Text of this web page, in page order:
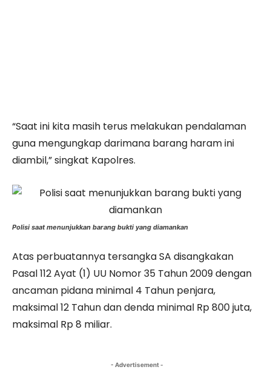
“Saat ini kita masih terus melakukan pendalaman
guna mengungkap darimana barang haram ini
diambil,” singkat Kapolres.
Polisi saat menunjukkan barang bukti yang diamankan
Atas perbuatannya tersangka SA disangkakan
Pasal 112 Ayat (1) UU Nomor 35 Tahun 2009 dengan
ancaman pidana minimal 4 Tahun penjara,
maksimal 12 Tahun dan denda minimal Rp 800 juta,
maksimal Rp 8 miliar.
- Advertisement -